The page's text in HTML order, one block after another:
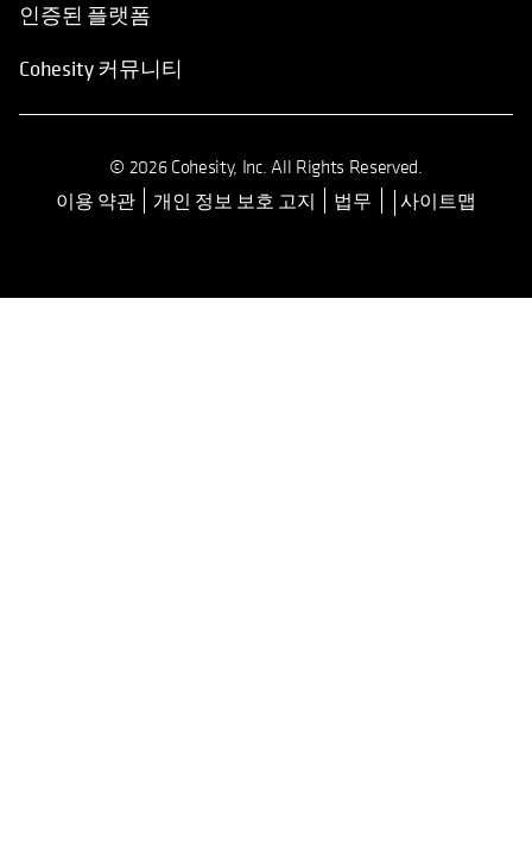
인증된 플랫폼
Cohesity 커뮤니티
© 2026 Cohesity, Inc. All Rights Reserved.
이용 약관 opens in a new tab
개인 정보 보호 고지 법무 사이트맵